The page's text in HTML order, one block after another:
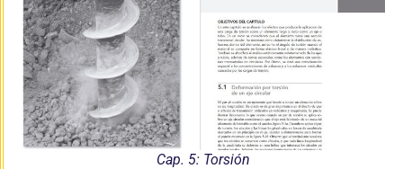
Cap. 5: Torsión